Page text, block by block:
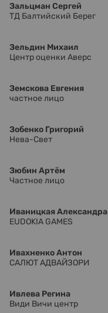
Зальцман Сергей
ТД Балтийский Берег
Зельдин Михаил
Центр оценки Аверс
Земскова Евгения
частное лицо
Зобенко Григорий
Нева-Свет
Зюбин Артём
Частное лицо
Иваницкая Александра
EUDOKIA GAMES
Ивахненко Антон
САЛЮТ АДВАЙЗОРИ
Ивлева Регина
Види Вичи центр